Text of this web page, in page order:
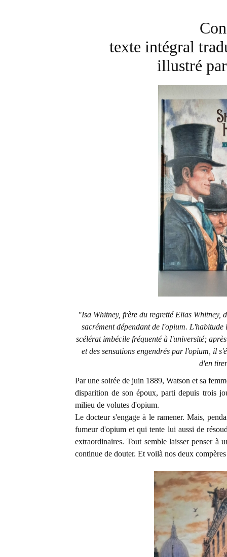
texte intégral
illustré
"Isa Whitney, frère du regretté Elias
sacrément dépendant de l'opium.
scélérat imbécile fréquenté à l'université;
et des sensations engendrés par l'opium, il
d'en
Par une soirée de juin 1889, Watson et sa
disparition de son époux, parti depuis trois
milieu de volutes d'opium.
Le docteur s'engage à le ramener. Mais,
fumeur d'opium et qui tente lui aussi de
extraordinaires. Tout semble laisser penser à
continue de douter. Et voilà nos deux